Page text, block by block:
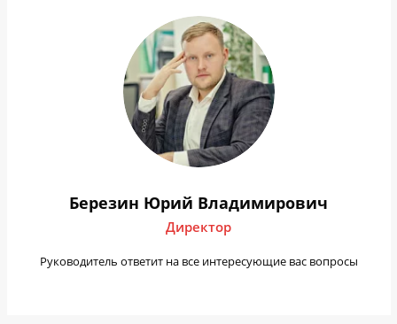
Березин Юрий Владимирович
Директор
Руководитель ответит на все интересующие вас вопросы